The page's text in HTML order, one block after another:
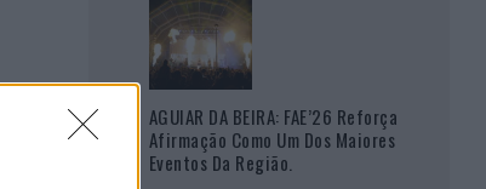
AGUIAR DA BEIRA: FAE’26 Reforça
Afirmação Como Um Dos Maiores
Eventos Da Região.